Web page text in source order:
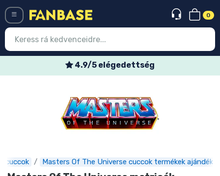
0
4.9/5 elégedettség
cuccok Masters Of The Universe cuccok termékek
Legújabb cuccok
Express szállítás